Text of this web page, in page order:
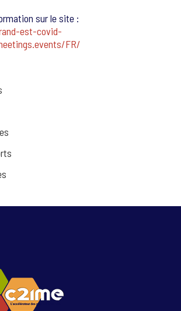
sur le site :
est-covid-
FR/